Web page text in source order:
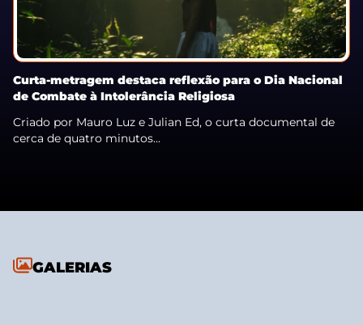
Curta-metragem destaca reflexão para o Dia Nacional
de Combate à Intolerância Religiosa
Criado por Mauro Luz e Julian Ed, o curta documental de
cerca de quatro minutos...
GALERIAS